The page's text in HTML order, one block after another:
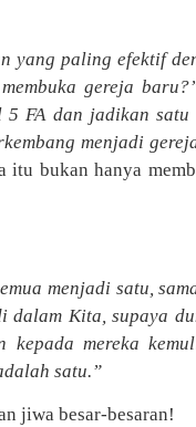
yang paling efektif
gereja
FA dan jadikan satu
menjadi
bukan hanya
menjadi satu,
Kita, supaya
mereka
satu.”
jiwa besar-besaran!